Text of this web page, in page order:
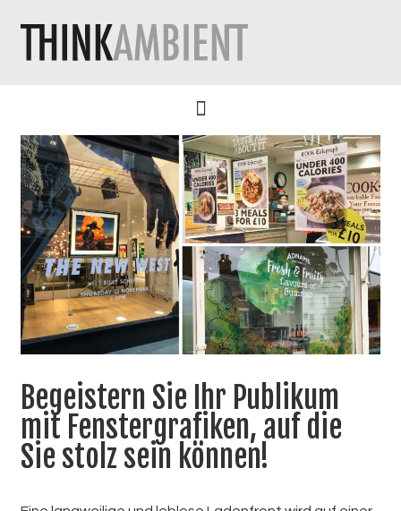
Begeistern Sie Ihr Publikum
mit Fenstergrafiken, auf die
Sie stolz sein können!